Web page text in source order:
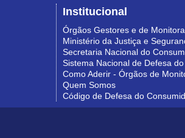
Institucional
Órgãos Gestores e de
Ministério da Justiça e
Secretaria Nacional do
Sistema Nacional de Defesa
Como Aderir - Órgãos de
Quem Somos
Código de Defesa do